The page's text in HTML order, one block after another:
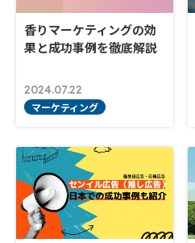
香りマーケティングの効
果と成功事例を徹底解説
2024.07.22
マーケティング